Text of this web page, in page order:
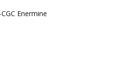
Enermine